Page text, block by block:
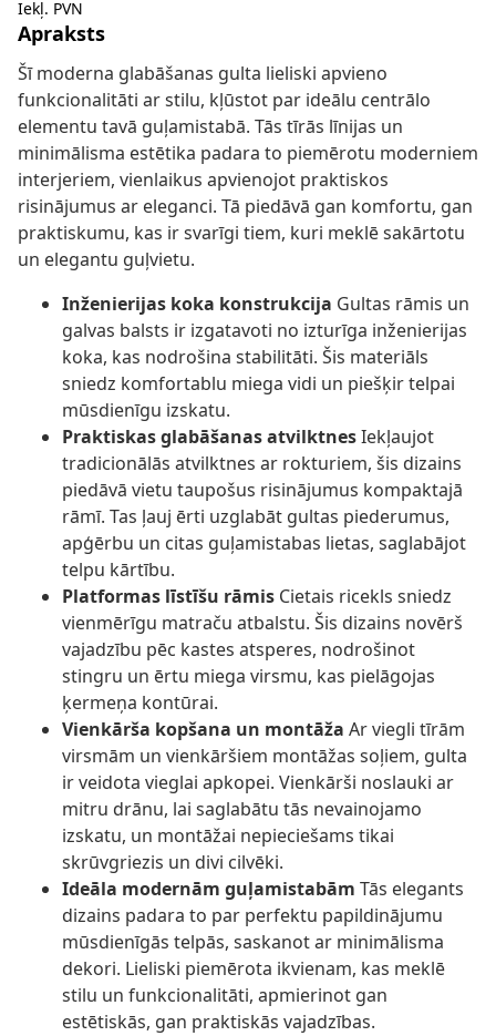
Iekļ. PVN
Apraksts
Šī moderna glabāšanas gulta lieliski apvieno
funkcionalitāti ar stilu, kļūstot par ideālu centrālo
elementu tavā guļamistabā. Tās tīrās līnijas un
minimālisma estētika padara to piemērotu moderniem
interjeriem, vienlaikus apvienojot praktiskos
risinājumus ar eleganci. Tā piedāvā gan komfortu, gan
praktiskumu, kas ir svarīgi tiem, kuri meklē sakārtotu
un elegantu guļvietu.
Inženierijas koka konstrukcija Gultas rāmis un
galvas balsts ir izgatavoti no izturīga inženierijas
koka, kas nodrošina stabilitāti. Šis materiāls
sniedz komfortablu miega vidi un piešķir telpai
mūsdienīgu izskatu.
Praktiskas glabāšanas atvilktnesIekļaujot
tradicionālās atvilktnes ar rokturiem, šis dizains
piedāvā vietu taupošus risinājumus kompaktajā
rāmī. Tas ļauj ērti uzglabāt gultas piederumus,
apģērbu un citas guļamistabas lietas, saglabājot
telpu kārtību.
Platformas līstīšu rāmis Cietais ricekls sniedz
vienmērīgu matraču atbalstu. Šis dizains novērš
vajadzību pēc kastes atsperes, nodrošinot
stingru un ērtu miega virsmu, kas pielāgojas
ķermeņa kontūrai.
Vienkārša kopšana un montāža Ar viegli tīrām
virsmām un vienkāršiem montāžas soļiem, gulta
ir veidota vieglai apkopei. Vienkārši noslauki ar
mitru drānu, lai saglabātu tās nevainojamo
izskatu, un montāžai nepieciešams tikai
skrūvgriezis un divi cilvēki.
Ideāla modernām guļamistabām Tās elegants
dizains padara to par perfektu papildinājumu
mūsdienīgās telpās, saskanot ar minimālisma
dekori. Lieliski piemērota ikvienam, kas meklē
stilu un funkcionalitāti, apmierinot gan
estētiskās, gan praktiskās vajadzības.